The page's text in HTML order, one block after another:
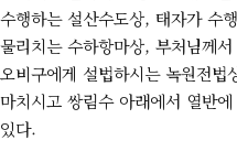
수행하는 설산수도상, 태자가 수
물리치는 수하항마상, 부처님께
오비구에게 설법하시는 녹원전
마치시고 쌍림수 아래에서 열반
있다.